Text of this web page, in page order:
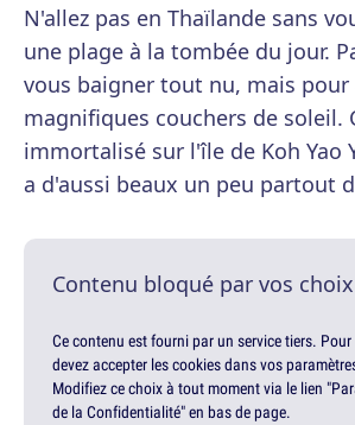
N'allez pas en Thaïlande sans
une plage à la tombée du jour.
vous baigner tout nu, mais pour
magnifiques couchers de soleil.
immortalisé sur l'île de Koh Yao
a d'aussi beaux un peu partout
Contenu bloqué par vos
Ce contenu est fourni par un service tiers.
devez accepter les cookies dans vos
Modifiez ce choix à tout moment via le lien
de la Confidentialité" en bas de page.